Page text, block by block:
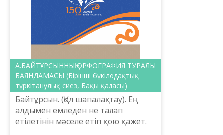
А.БАЙТҰРСЫННЫҢ ОРФОГРАФИЯ ТУРАЛЫ
БАЯНДАМАСЫ (Бірінші бүкілодақтық
түркітанулық сиез, Бақы қаласы)
Байтұрсын. (Қол шапалақтау). Ең
алдымен емледен не талап
етілетінін мәселе етіп қою қажет.